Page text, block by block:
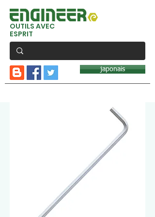
OUTILS AVEC
ESPRIT
japonais